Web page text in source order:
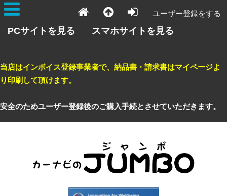
PCサイトを見る スマホサイトを見る
当店はインボイス登録事業者で、納品書・請求書はマイページよ
り印刷して頂けます。
安全のためユーザー登録後のご購入手続とさせていただきます。
ユーザー登録をする